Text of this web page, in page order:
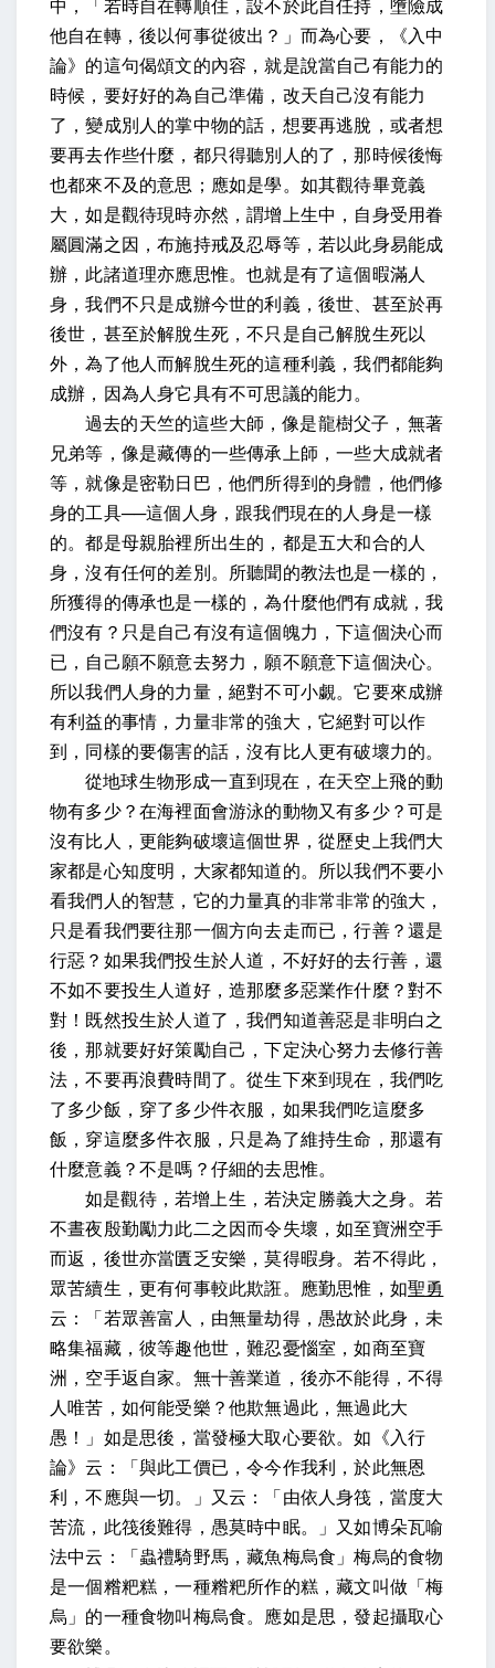
中，「若時自在轉順住，設不於此自任持，墮險成
他自在轉，後以何事從彼出？」而為心要，《入中
論》的這句偈頌文的內容，就是說當自己有能力的
時候，要好好的為自己準備，改天自己沒有能力
了，變成別人的掌中物的話，想要再逃脫，或者想
要再去作些什麼，都只得聽別人的了，那時候後悔
也都來不及的意思；應如是學。如其觀待畢竟義
大，如是觀待現時亦然，謂增上生中，自身受用眷
屬圓滿之因，布施持戒及忍辱等，若以此身易能成
辦，此諸道理亦應思惟。也就是有了這個暇滿人
身，我們不只是成辦今世的利義，後世、甚至於再
後世，甚至於解脫生死，不只是自己解脫生死以
外，為了他人而解脫生死的這種利義，我們都能夠
成辦，因為人身它具有不可思議的能力。
過去的天竺的這些大師，像是龍樹父子，無著
兄弟等，像是藏傳的一些傳承上師，一些大成就者
等，就像是密勒日巴，他們所得到的身體，他們修
身的工具──這個人身，跟我們現在的人身是一樣
的。都是母親胎裡所出生的，都是五大和合的人
身，沒有任何的差別。所聽聞的教法也是一樣的，
所獲得的傳承也是一樣的，為什麼他們有成就，我
們沒有？只是自己有沒有這個魄力，下這個決心而
已，自己願不願意去努力，願不願意下這個決心。
所以我們人身的力量，絕對不可小覷。它要來成辦
有利益的事情，力量非常的強大，它絕對可以作
到，同樣的要傷害的話，沒有比人更有破壞力的。
從地球生物形成一直到現在，在天空上飛的動
物有多少？在海裡面會游泳的動物又有多少？可是
沒有比人，更能夠破壞這個世界，從歷史上我們大
家都是心知度明，大家都知道的。所以我們不要小
看我們人的智慧，它的力量真的非常非常的強大，
只是看我們要往那一個方向去走而已，行善？還是
行惡？如果我們投生於人道，不好好的去行善，還
不如不要投生人道好，造那麼多惡業作什麼？對不
對！既然投生於人道了，我們知道善惡是非明白之
後，那就要好好策勵自己，下定決心努力去修行善
法，不要再浪費時間了。從生下來到現在，我們吃
了多少飯，穿了多少件衣服，如果我們吃這麼多
飯，穿這麼多件衣服，只是為了維持生命，那還有
什麼意義？不是嗎？仔細的去思惟。
如是觀待，若增上生，若決定勝義大之身。若
不晝夜殷勤勵力此二之因而令失壞，如至寶洲空手
而返，後世亦當匱乏安樂，莫得暇身。若不得此，
眾苦續生，更有何事較此欺誑。應勤思惟，如聖勇
云：「若眾善富人，由無量劫得，愚故於此身，未
略集福藏，彼等趣他世，難忍憂惱室，如商至寶
洲，空手返自家。無十善業道，後亦不能得，不得
人唯苦，如何能受樂？他欺無過此，無過此大
愚！」如是思後，當發極大取心要欲。如《入行
論》云：「與此工價已，令今作我利，於此無恩
利，不應與一切。」又云：「由依人身筏，當度大
苦流，此筏後難得，愚莫時中眠。」又如博朵瓦喻
法中云：「蟲禮騎野馬，藏魚梅烏食」梅烏的食物
是一個糌粑糕，一種糌粑所作的糕，藏文叫做「梅
烏」的一種食物叫梅烏食。應如是思，發起攝取心
要欲樂。